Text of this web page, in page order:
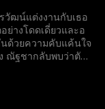
ตใหม่อีกครั้ง
ฒน์แต่งงานกับเธอ
ย่างโดดเดี่ยวและอ
ด้วยความคับแค้นใจ
ณัฐชากลับพบว่าตัว
ณัฐชาตัดสินใจใหม่